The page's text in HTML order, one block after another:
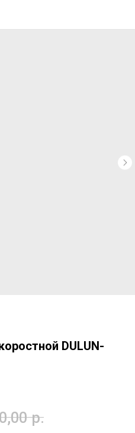
DULUN-
р.